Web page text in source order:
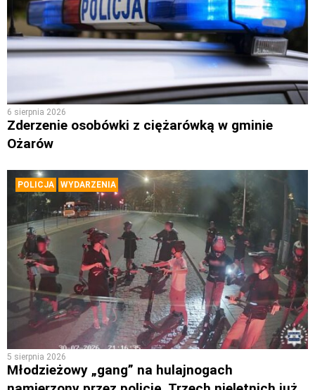
6 sierpnia 2026
Zderzenie osobówki z ciężarówką w gminie
Ożarów
POLICJA WYDARZENIA
5 sierpnia 2026
Młodzieżowy „gang” na hulajnogach